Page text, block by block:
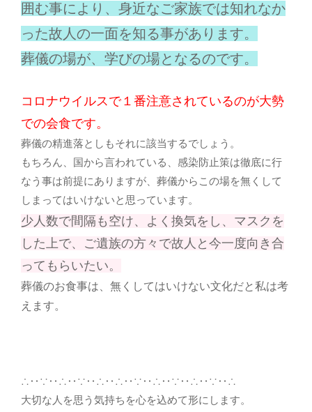
囲む事により、身近なご家族では知れなか
った故人の一面を知る事があります。
葬儀の場が、学びの場となるのです。
コロナウイルスで１番注意されているのが大勢
での会食です。
葬儀の精進落としもそれに該当するでしょう。
もちろん、国から言われている、感染防止策は徹底に行
なう事は前提にありますが、葬儀からこの場を無くして
しまってはいけないと思っています。
少人数で間隔も空け、よく換気をし、マスクを
した上で、ご遺族の方々で故人と今一度向き合
ってもらいたい。
葬儀のお食事は、無くしてはいけない文化だと私は考
えます。
∴‥∵‥∴‥∵‥∴‥∴‥∵‥∴‥∵‥∴‥∵‥∴
大切な人を思う気持ちを心を込めて形にします。